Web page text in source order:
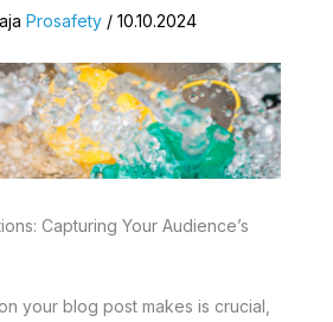
Prosafety / 10.10.2024
Capturing Your Audience’s
your blog post makes is crucial,